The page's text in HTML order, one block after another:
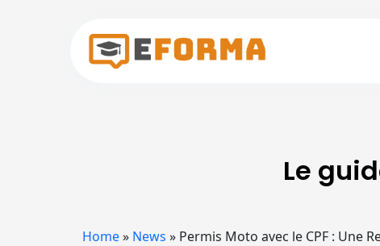
Le
Home» News » Permis Moto avec le CPF : Une